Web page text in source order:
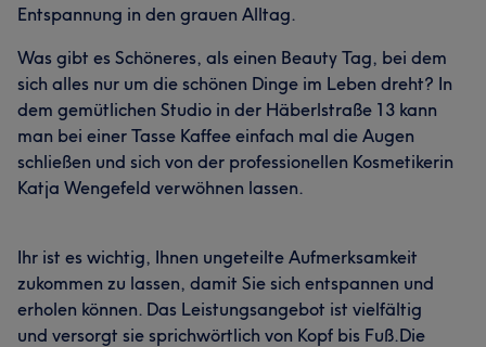
Entspannung in den grauen Alltag.
Was gibt es Schöneres, als einen Beauty Tag, bei dem
sich alles nur um die schönen Dinge im Leben dreht? In
dem gemütlichen Studio in der Häberlstraße 13 kann
man bei einer Tasse Kaffee einfach mal die Augen
schließen und sich von der professionellen Kosmetikerin
Katja Wengefeld verwöhnen lassen.
Ihr ist es wichtig, Ihnen ungeteilte Aufmerksamkeit
zukommen zu lassen, damit Sie sich entspannen und
erholen können. Das Leistungsangebot ist vielfältig
und versorgt sie sprichwörtlich von Kopf bis Fuß.Die